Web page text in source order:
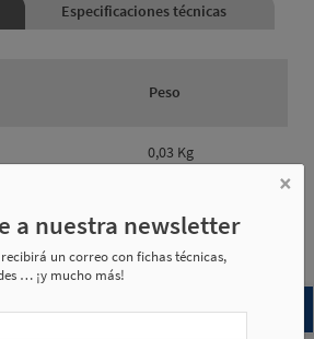
Especificaciones técnicas
Peso
0,03 Kg
m1 d1
×
a nuestra newsletter
un correo con fichas técnicas,
… ¡y mucho más!